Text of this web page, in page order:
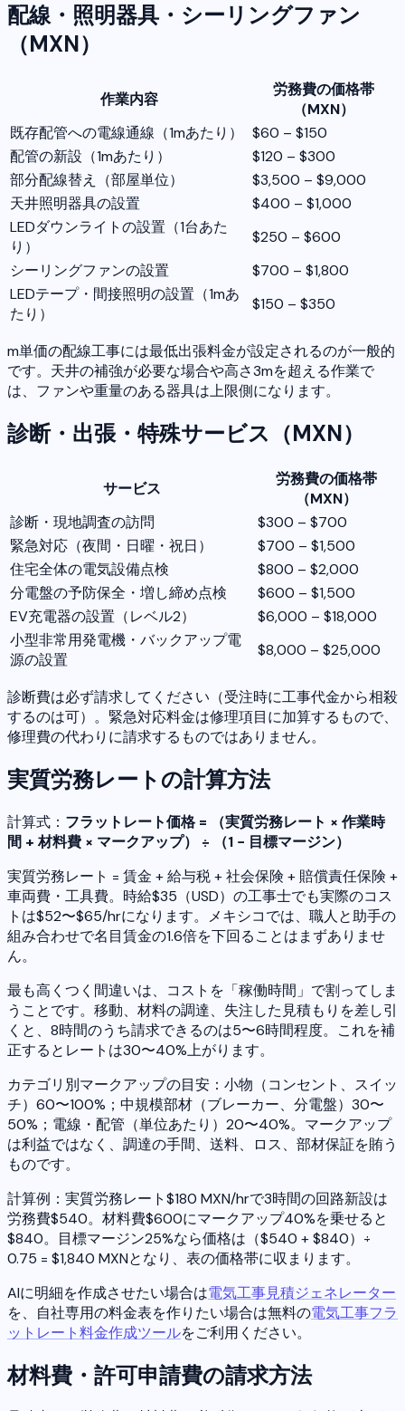
配線・照明器具・シーリングファン
（MXN）
作業内容
労務費の価格帯
（MXN）
既存配管への電線通線（1mあたり）
$60 – $150
配管の新設（1mあたり）
$120 – $300
部分配線替え（部屋単位）
$3,500 – $9,000
天井照明器具の設置
$400 – $1,000
LEDダウンライトの設置（1台あた
り）
$250 – $600
シーリングファンの設置
$700 – $1,800
LEDテープ・間接照明の設置（1mあ
たり）
$150 – $350
m単価の配線工事には最低出張料金が設定されるのが一般的
です。天井の補強が必要な場合や高さ3mを超える作業で
は、ファンや重量のある器具は上限側になります。
診断・出張・特殊サービス（MXN）
サービス
労務費の価格帯
（MXN）
診断・現地調査の訪問
$300 – $700
緊急対応（夜間・日曜・祝日）
$700 – $1,500
住宅全体の電気設備点検
$800 – $2,000
分電盤の予防保全・増し締め点検
$600 – $1,500
EV充電器の設置（レベル2）
$6,000 – $18,000
小型非常用発電機・バックアップ電
源の設置
$8,000 – $25,000
診断費は必ず請求してください（受注時に工事代金から相殺
するのは可）。緊急対応料金は修理項目に加算するもので、
修理費の代わりに請求するものではありません。
実質労務レートの計算方法
計算式： フラットレート価格 = （実質労務レート × 作業時
間 + 材料費 × マークアップ） ÷ （1 − 目標マージン）
実質労務レート = 賃金 + 給与税 + 社会保険 + 賠償責任保険 +
車両費・工具費。時給$35（USD）の工事士でも実際のコス
トは$52〜$65/hrになります。メキシコでは、職人と助手の
組み合わせで名目賃金の1.6倍を下回ることはまずありませ
ん。
最も高くつく間違いは、コストを「稼働時間」で割ってしま
うことです。移動、材料の調達、失注した見積もりを差し引
くと、8時間のうち請求できるのは5〜6時間程度。これを補
正するとレートは30〜40%上がります。
カテゴリ別マークアップの目安：小物（コンセント、スイッ
チ）60〜100%；中規模部材（ブレーカー、分電盤）30〜
50%；電線・配管（単位あたり）20〜40%。マークアップ
は利益ではなく、調達の手間、送料、ロス、部材保証を賄う
ものです。
計算例：実質労務レート$180 MXN/hrで3時間の回路新設は
労務費$540。材料費$600にマークアップ40%を乗せると
$840。目標マージン25%なら価格は（$540 + $840）÷
0.75 = $1,840 MXNとなり、表の価格帯に収まります。
AIに明細を作成させたい場合は電気工事見積ジェネレーター
を、自社専用の料金表を作りたい場合は無料の電気工事フラ
ットレート料金作成ツールをご利用ください。
材料費・許可申請費の請求方法